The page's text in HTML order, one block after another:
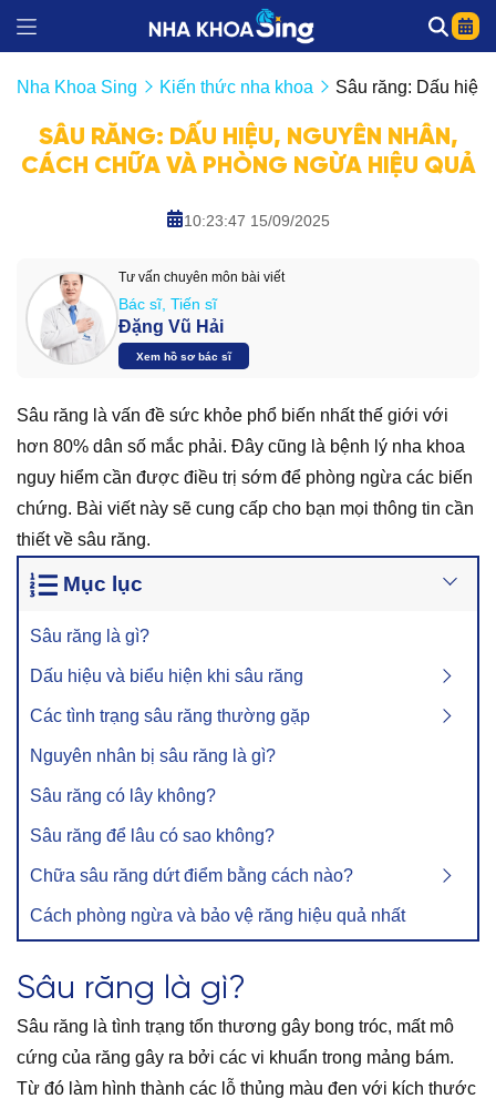
Nha Khoa Sing Kiến thức nha khoa Sâu răng: Dấu
SÂU RĂNG: DẤU HIỆU, NGUYÊN NHÂN,
CÁCH CHỮA VÀ PHÒNG NGỪA HIỆU QUẢ
10:23:47 15/09/2025
Tư vấn chuyên môn bài viết
Bác sĩ, Tiến sĩ
Đặng Vũ Hải
Xem hồ sơ bác sĩ
Sâu răng là vấn đề sức khỏe phổ biến nhất thế giới với
hơn 80% dân số mắc phải. Đây cũng là bệnh lý nha khoa
nguy hiểm cần được điều trị sớm để phòng ngừa các biến
chứng. Bài viết này sẽ cung cấp cho bạn mọi thông tin cần
thiết về sâu răng.
Mục lục
Sâu răng là gì?
Dấu hiệu và biểu hiện khi sâu răng
Các tình trạng sâu răng thường gặp
Nguyên nhân bị sâu răng là gì?
Sâu răng có lây không?
Sâu răng để lâu có sao không?
Chữa sâu răng dứt điểm bằng cách nào?
Cách phòng ngừa và bảo vệ răng hiệu quả nhất
Sâu răng là gì?
Sâu răng là tình trạng tổn thương gây bong tróc, mất mô
cứng của răng gây ra bởi các vi khuẩn trong mảng bám.
Từ đó làm hình thành các lỗ thủng màu đen với kích thước